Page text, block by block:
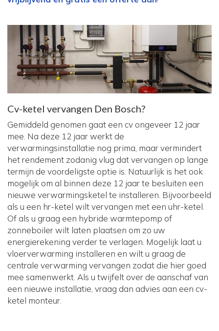
Cv-ketel vervangen Den Bosch?
Gemiddeld genomen gaat een cv ongeveer 12 jaar
mee. Na deze 12 jaar werkt de
verwarmingsinstallatie nog prima, maar vermindert
het rendement zodanig vlug dat vervangen op lange
termijn de voordeligste optie is. Natuurlijk is het ook
mogelijk om al binnen deze 12 jaar te besluiten een
nieuwe verwarmingsketel te installeren. Bijvoorbeeld
als u een hr-ketel wilt vervangen met een uhr-ketel.
Of als u graag een hybride warmtepomp of
zonneboiler wilt laten plaatsen om zo uw
energierekening verder te verlagen. Mogelijk laat u
vloerverwarming installeren en wilt u graag de
centrale verwarming vervangen zodat die hier goed
mee samenwerkt. Als u twijfelt over de aanschaf van
een nieuwe installatie, vraag dan advies aan een cv-
ketel monteur.